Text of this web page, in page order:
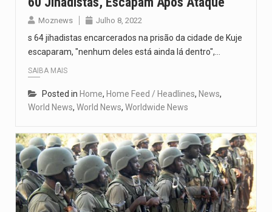
Moznews Julho 8, 2022
s 64 jihadistas encarcerados na prisão da cidade de Kuje
escaparam, "nenhum deles está ainda lá dentro",…
SAIBA MAIS
Posted in Home, Home Feed / Headlines, News,
World News, World News, Worldwide News